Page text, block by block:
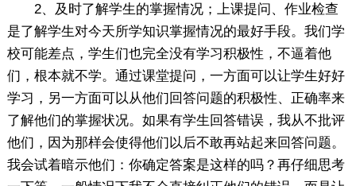
2、及时了解学生的掌握情况；上课提问、作业检查
是了解学生对今天所学知识掌握情况的最好手段。我们学
校可能差点，学生们也完全没有学习积极性，不逼着他
们，根本就不学。通过课堂提问，一方面可以让学生好好
学习，另一方面可以从他们回答问题的积极性、正确率来
了解他们的掌握状况。如果有学生回答错误，我从不批评
他们，因为那样会使得他们以后不敢再站起来回答问题。
我会试着暗示他们：你确定答案是这样的吗？再仔细思考